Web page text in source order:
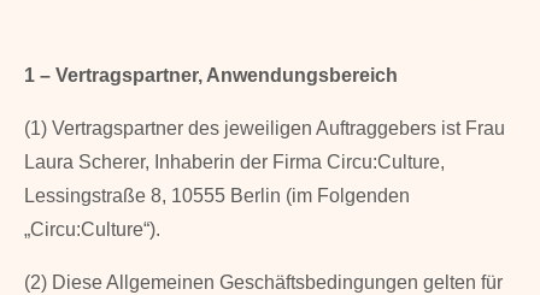
1 – Vertragspartner, Anwendungsbereich
(1) Vertragspartner des jeweiligen Auftraggebers ist Frau
Laura Scherer, Inhaberin der Firma Circu:Culture,
Lessingstraße 8, 10555 Berlin (im Folgenden
„Circu:Culture“).
(2) Diese Allgemeinen Geschäftsbedingungen gelten für